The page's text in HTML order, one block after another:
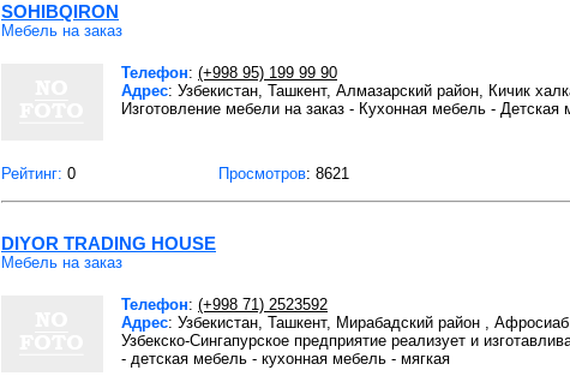
SOHIBQIRON
Мебель на заказ
Телефон: (+998 95) 199 99 90
Адрес: Узбекистан, Ташкент, Алмазарский район, Кичик
Изготовление мебели на заказ - Кухонная мебель -
Рейтинг: 0 Просмотров: 8621
DIYOR TRADING HOUSE
Мебель на заказ
Телефон: (+998 71) 2523592
Адрес: Узбекистан, Ташкент, Мирабадский район ,
Узбекско-Сингапурское предприятие реализует и
- детская мебель - кухонная мебель - мягкая